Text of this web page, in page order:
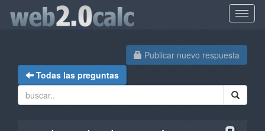
Publicar nuevo respuesta
Todas las preguntas